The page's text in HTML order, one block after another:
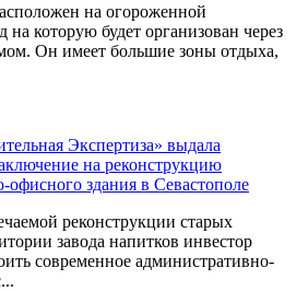
на огороженной
на которую будет организован через
Он имеет большие зоны отдыха,
Экспертиза» выдала
на реконструкцию
офисного здания в Севастополе
реконструкции старых
завода напитков инвестор
современное административно-